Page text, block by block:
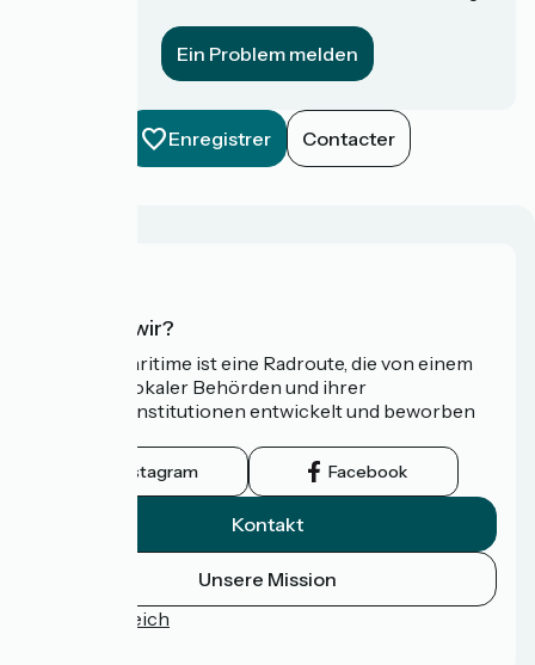
Ein Problem melden
Enregistrer Contacter
Wer sind wir?
Die Vélomaritime ist eine Radroute, die von einem
Netzwerk lokaler Behörden und ihrer
Tourismusinstitutionen entwickelt und beworben
Instagram Facebook
Kontakt
Unsere Mission
Pressebereich